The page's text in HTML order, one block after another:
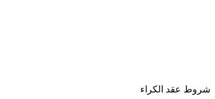
شروط عقد الكراء